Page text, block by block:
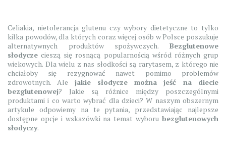
Celiakia, nietolerancja glutenu czy wybory dietetyczne to tylko
kilka powodów, dla których coraz więcej osób w Polsce poszukuje
alternatywnych produktów spożywczych. Bezglutenowe
słodycze cieszą się rosnącą popularnością wśród różnych grup
wiekowych. Dla wielu z nas słodkości są rarytasem, z którego nie
chciałoby się rezygnować nawet pomimo problemów
zdrowotnych. Ale jakie słodycze można jeść na diecie
bezglutenowej? Jakie są różnice między poszczególnymi
produktami i co warto wybrać dla dzieci? W naszym obszernym
artykule odpowiemy na te pytania, przedstawiając najlepsze
dostępne opcje i wskazówki na temat wyboru bezglutenowych
słodyczy.